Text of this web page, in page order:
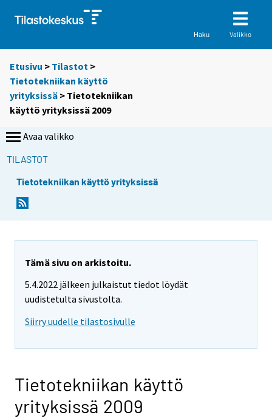
Haku Valikko
Etusivu > Tilastot >
Tietotekniikan käyttö
yrityksissä > Tietotekniikan
käyttö yrityksissä 2009
Avaa valikko
TILASTOT
Tietotekniikan käyttö yrityksissä
Tämä sivu on arkistoitu.
5.4.2022 jälkeen julkaistut tiedot löydät
uudistetulta sivustolta.
Siirry uudelle tilastosivulle
Tietotekniikan käyttö
yrityksissä 2009